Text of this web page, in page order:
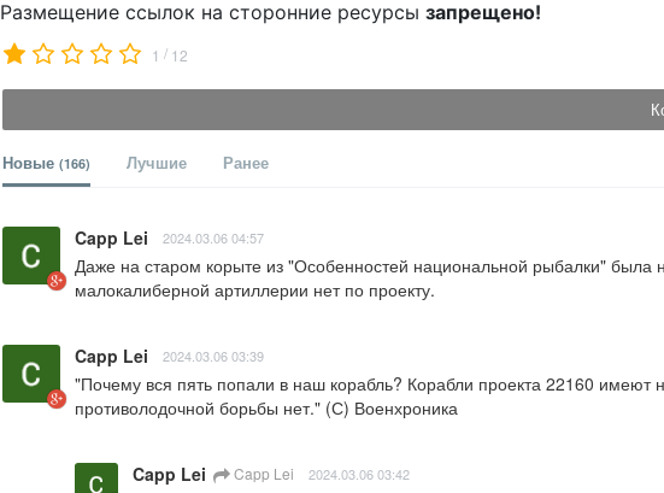
Размещение ссылок на сторонние ресурсы запрещено!
1 / 12
Новые (166) Лучшие Ранее
Capp Lei 2024.03.06 04:57
Даже на старом корыте из "Особенностей национальной рыбалки" была
малокалиберной артиллерии нет по проекту.
Capp Lei 2024.03.06 03:39
"Почему вся пять попали в наш корабль? Корабли проекта 22160
противолодочной борьбы нет." (С) Военхроника
Capp Lei Capp Lei 2024.03.06 03:42